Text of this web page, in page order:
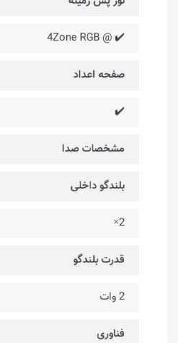
✔️ @ 4Zone RGB
صفحه اعداد
✔️
مشخصات صدا
بلندگو داخلی
2×
قدرت بلندگو
2 وات
فناوری‌